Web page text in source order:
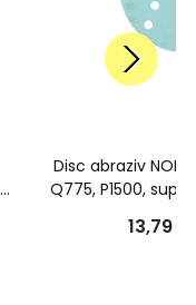
Disc abraziv
Q775, P1500,
13,79